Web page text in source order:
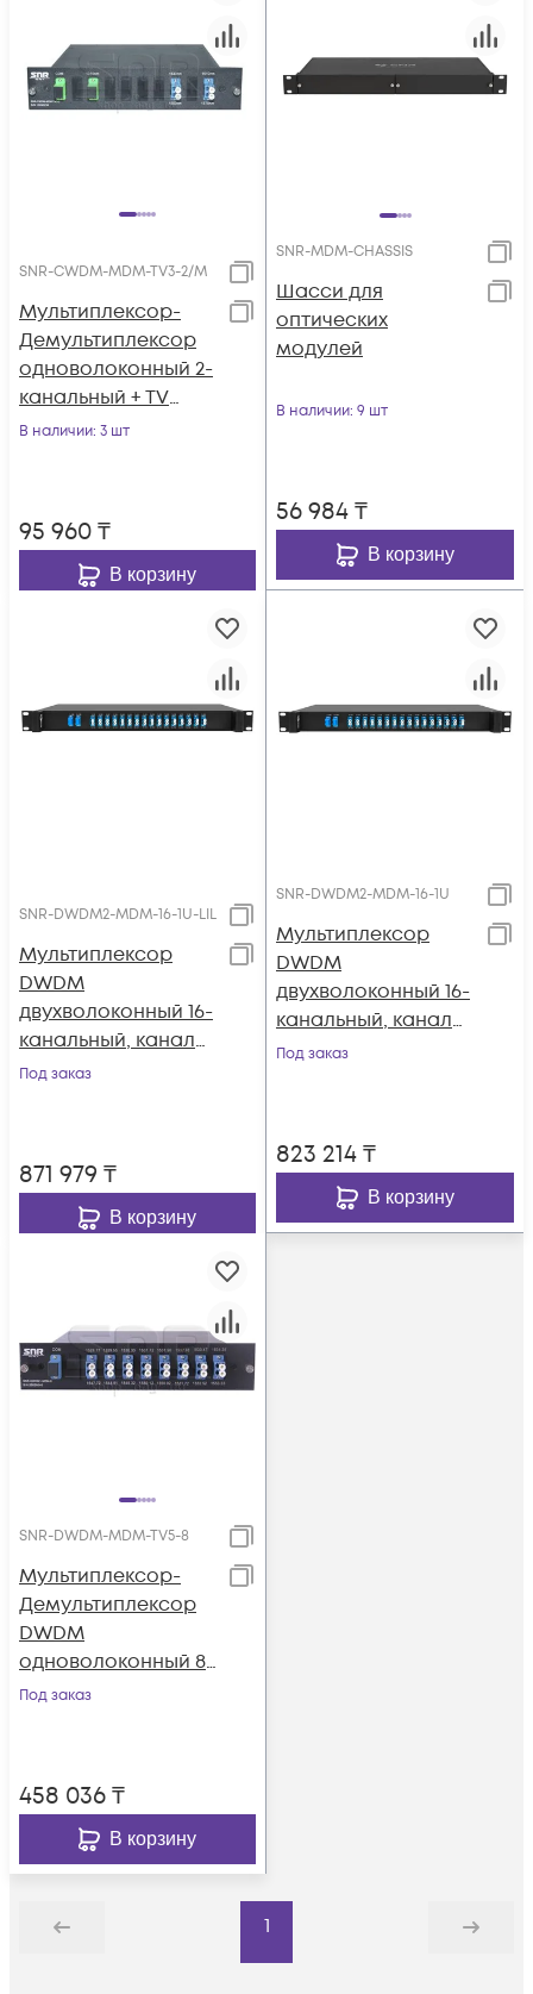
SNR-CWDM-MDM-TV3-2/M
Мультиплексор-
Демультиплексор
одноволоконный 2-
канальный + TV
канал 1310нм
В наличии: 3 шт
95 960₸
В корзину
SNR-MDM-CHASSIS
Шасси для
оптических
модулей
В наличии: 9 шт
56 984₸
В корзину
SNR-DWDM2-MDM-16-1U-LIL
Мультиплексор
DWDM
двухволоконный 16-
канальный, каналы
41~44, 46~49, 51~54,
Под заказ
871 979 ₸
В корзину
SNR-DWDM2-MDM-16-1U
Мультиплексор
DWDM
двухволоконный 16-
канальный, каналы
45-60, 1U 19"
Под заказ
823 214₸
В корзину
SNR-DWDM-MDM-TV5-8
Мультиплексор-
Демультиплексор
DWDM
одноволоконный 8-
канальный + TV
Под заказ
458 036₸
В корзину
Назад
1
Дальше